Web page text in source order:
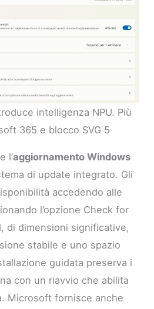
intelligenza NPU. Più
365 e blocco SVG 5
l’aggiornamento Windows
di update integrato. Gli
accedendo alle
l’opzione Check for
di dimensioni significative,
stabile e uno spazio
guidata preserva i
con un riavvio che abilita
Microsoft fornisce anche